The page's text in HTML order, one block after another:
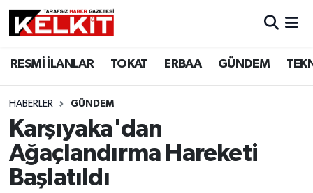
RESMİ İLANLAR TOKAT ERBAA GÜNDEM
HABERLER GÜNDEM
Karşıyaka'dan
Ağaçlandırma Hareketi
Başlatıldı